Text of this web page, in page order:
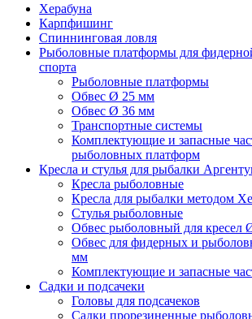
Херабуна
Карпфишинг
Спиннинговая ловля
Рыболовные платформы для
спорта
Рыболовные платформы
Обвес Ø 25 мм
Обвес Ø 36 мм
Транспортные системы
Комплектующие и запасные
рыболовных платформ
Кресла и стулья для рыбалки
Кресла рыболовные
Кресла для рыбалки методом
Стулья рыболовные
Обвес рыболовный для кресел
Обвес для фидерных и
мм
Комплектующие и запасные
Садки и подсачеки
Головы для подсачеков
Садки прорезиненные